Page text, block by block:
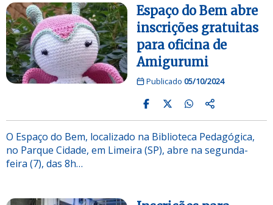
Espaço do Bem abre
inscrições gratuitas
para oficina de
Amigurumi
Publicado 05/10/2024
O Espaço do Bem, localizado na Biblioteca Pedagógica,
no Parque Cidade, em Limeira (SP), abre na segunda-
feira (7), das 8h…